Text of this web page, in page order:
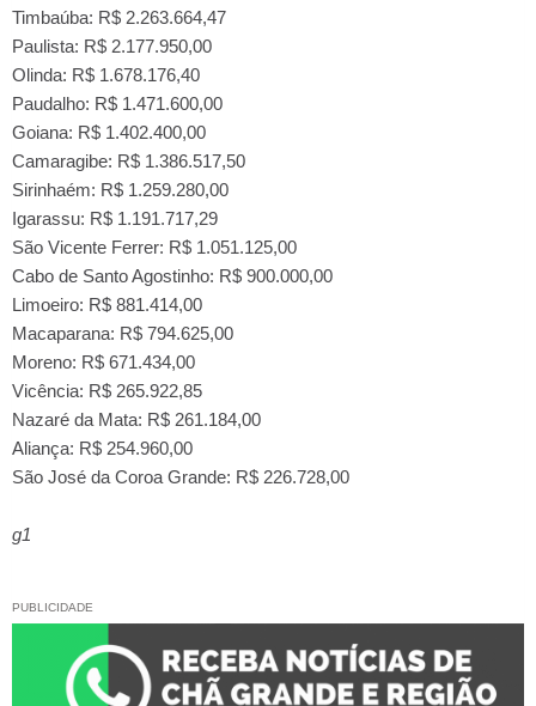
Timbaúba: R$ 2.263.664,47
Paulista: R$ 2.177.950,00
Olinda: R$ 1.678.176,40
Paudalho: R$ 1.471.600,00
Goiana: R$ 1.402.400,00
Camaragibe: R$ 1.386.517,50
Sirinhaém: R$ 1.259.280,00
Igarassu: R$ 1.191.717,29
São Vicente Ferrer: R$ 1.051.125,00
Cabo de Santo Agostinho: R$ 900.000,00
Limoeiro: R$ 881.414,00
Macaparana: R$ 794.625,00
Moreno: R$ 671.434,00
Vicência: R$ 265.922,85
Nazaré da Mata: R$ 261.184,00
Aliança: R$ 254.960,00
São José da Coroa Grande: R$ 226.728,00
g1
PUBLICIDADE